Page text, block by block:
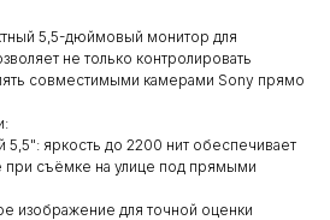
5,5-дюймовый монитор для
не только контролировать
совместимыми камерами Sony прямо
яркость до 2200 нит обеспечивает
съёмке на улице под прямыми
изображение для точной оценки